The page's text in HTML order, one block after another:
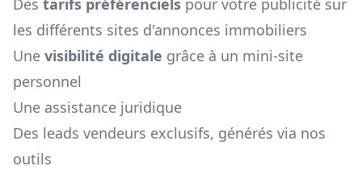
Des tarifs préférenciels pour votre publicité sur
les différents sites d'annonces immobiliers
Une visibilité digitale grâce à un mini-site
personnel
Une assistance juridique
Des leads vendeurs exclusifs, générés via nos
outils